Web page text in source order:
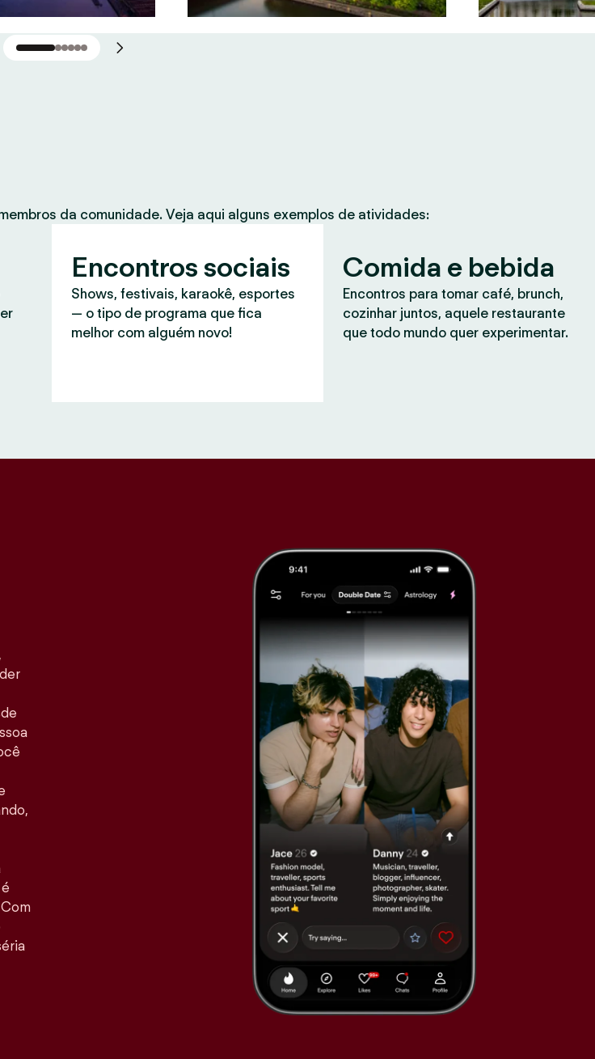
da comunidade. Veja aqui alguns exemplos de atividades:
Encontros sociais
Shows, festivais, karaokê, esportes
— o tipo de programa que fica
melhor com alguém novo!
Comida e bebida
Encontros para tomar café, brunch,
cozinhar juntos, aquele restaurante
que todo mundo quer experimentar.